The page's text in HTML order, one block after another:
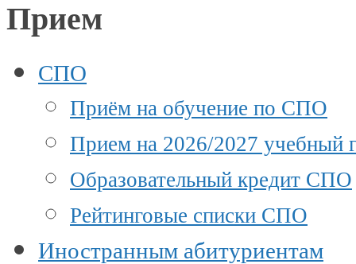
Прием
СПО
Приём на обучение по СПО
Прием на 2026/2027 учебный
Образовательный кредит СПО
Рейтинговые списки СПО
Иностранным абитуриентам